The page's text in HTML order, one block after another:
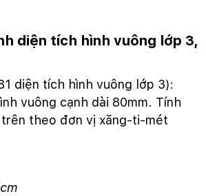
diện tích hình vuông lớp 3,
diện tích hình vuông lớp 3):
vuông cạnh dài 80mm. Tính
theo đơn vị xăng-ti-mét